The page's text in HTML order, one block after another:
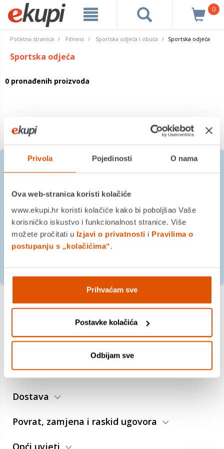
Privola Pojedinosti O nama
Ova web-stranica koristi kolačiće
www.ekupi.hr koristi kolačiće kako bi poboljšao Vaše
korisničko iskustvo i funkcionalnost stranice. Više
možete pročitati u Izjavi o privatnosti i Pravilima o
postupanju s „kolačićima“.
Prihvaćam sve
Postavke kolačića
Odbijam sve
0
Početna stranica Fitness Sportska odjeća i obuća Sportska odjeća
Sportska odjeća
0 pronađenih proizvoda
Prijavite se na besplatni
PRIJAVITE SE
Trebate pomoć?
Plaćanje
Dostava
Povrat, zamjena i raskid ugovora
Opći uvjeti